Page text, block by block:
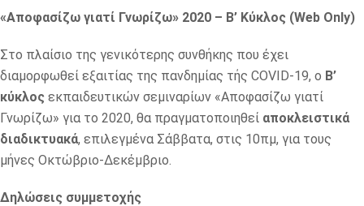
«Αποφασίζω γιατί Γνωρίζω» 2020 – Β’ Κύκλος (Web Only)
Στο πλαίσιο της γενικότερης συνθήκης που έχει
διαμορφωθεί εξαιτίας της πανδημίας τής COVID-19, ο Β’
κύκλος εκπαιδευτικών σεμιναρίων «Αποφασίζω γιατί
Γνωρίζω» για το 2020, θα πραγματοποιηθεί αποκλειστικά
διαδικτυακά, επιλεγμένα Σάββατα, στις 10πμ, για τους
μήνες Οκτώβριο-Δεκέμβριο.
Δηλώσεις συμμετοχής